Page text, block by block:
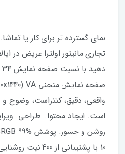
نمای گسترده تر برای کار یا
تجاری مانیتور اولترا عریض در
واقعی، دقیق، کنتراست، وضوح و
است. ایجاد محتوا. طراحی.
10 با پشتیبانی از